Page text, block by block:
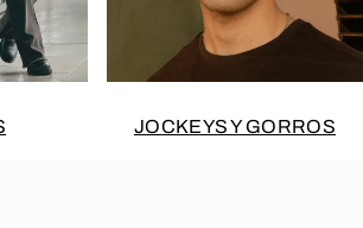
JOCKEYS Y GORROS